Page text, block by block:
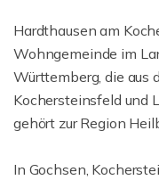
Hardthausen am
Wohngemeinde im
Württemberg, die aus
Kochersteinsfeld und
gehört zur Region
In Gochsen,